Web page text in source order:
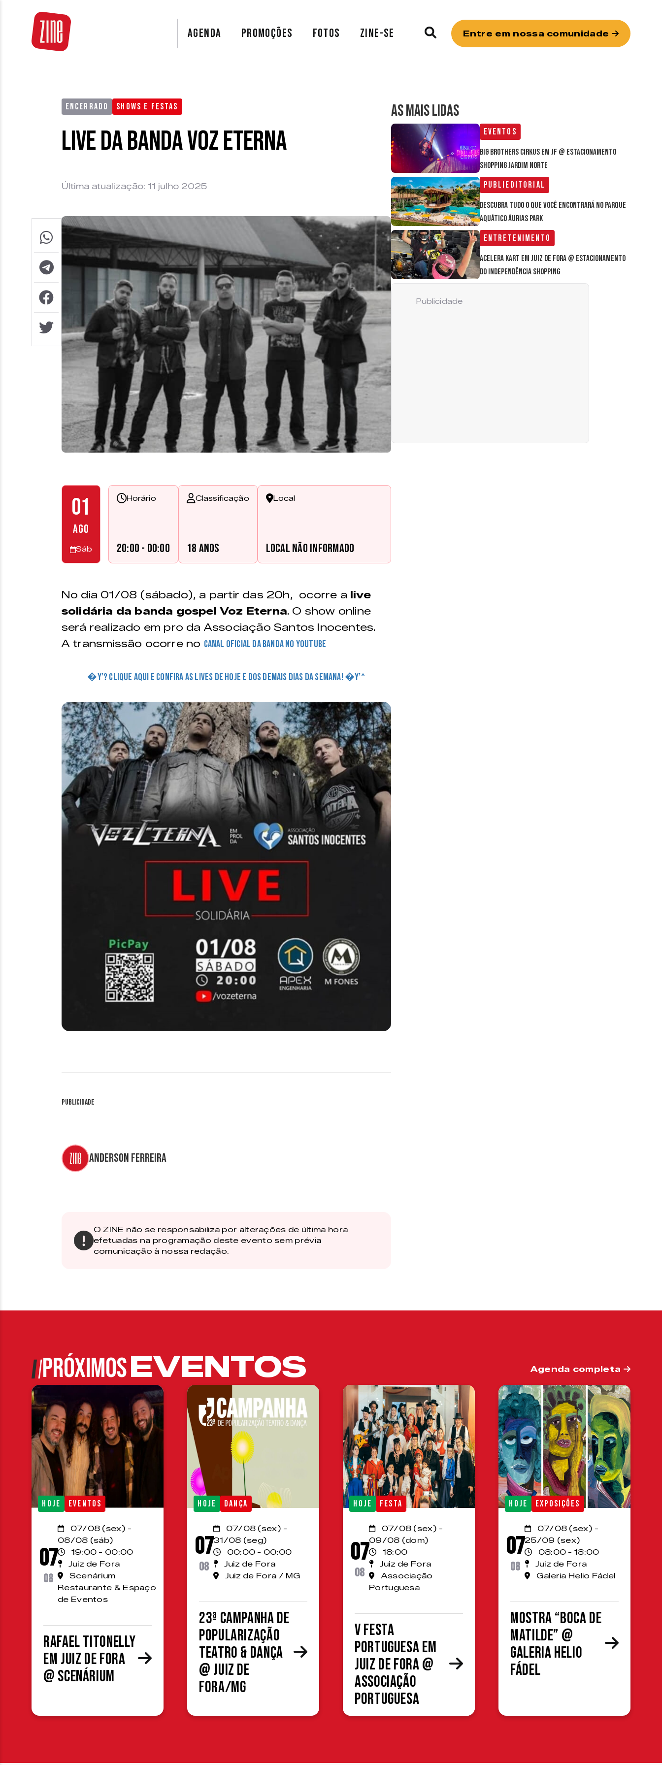
AGENDA PROMOÇÕES FOTOS ZINE-SE Entre em nossa comunidade
ENCERRADO SHOWS E FESTAS
Live da Banda Voz Eterna
Última atualização: 11 julho 2025
01
AGO
Sáb
Horário
20:00 - 00:00
Classificação
18 anos
Local
Local não informado
No dia 01/08 (sábado), a partir das 20h, ocorre a live
solidária da banda gospel Voz Eterna. O show online
será realizado em pro da Associação Santos Inocentes.
A transmissão ocorre no canal oficial da banda no Youtube
�Y’? CLIQUE AQUI E CONFIRA AS LIVES DE HOJE E DOS DEMAIS DIAS DA SEMANA! �Y’^
Publicidade
Anderson Ferreira
O ZINE não se responsabiliza por alterações de última hora
efetuadas na programação deste evento sem prévia
comunicação à nossa redação.
AS MAIS LIDAS
Eventos
Big Brothers Cirkus em JF @ estacionamento
Shopping Jardim Norte
Publieditorial
Descubra tudo o que você encontrará no parque
aquático Áurias Park
Entretenimento
Acelera Kart em Juiz de Fora @ estacionamento
do Independência Shopping
Publicidade
PRÓXIMOSEVENTOS Agenda completa
HOJE EVENTOS
07
08
07/08 (sex) -
08/08 (sáb)
19:00 - 00:00
Juiz de Fora
Scenárium
Restaurante & Espaço
de Eventos
Rafael Titonelly
em Juiz de Fora
@ Scenárium
HOJE DANÇA
07
08
07/08 (sex) -
31/08 (seg)
00:00 - 00:00
Juiz de Fora
Juiz de Fora / MG
23ª Campanha de
Popularização
Teatro & Dança
@ Juiz de
Fora/MG
HOJE FESTA
07
08
07/08 (sex) -
09/08 (dom)
18:00
Juiz de Fora
Associação
Portuguesa
V Festa
Portuguesa em
Juiz de Fora @
Associação
Portuguesa
HOJE EXPOSIÇÕES
07
08
07/08 (sex) -
25/09 (sex)
08:00 - 18:00
Juiz de Fora
Galeria Helio Fádel
Mostra “Boca de
Matilde” @
Galeria Helio
Fádel